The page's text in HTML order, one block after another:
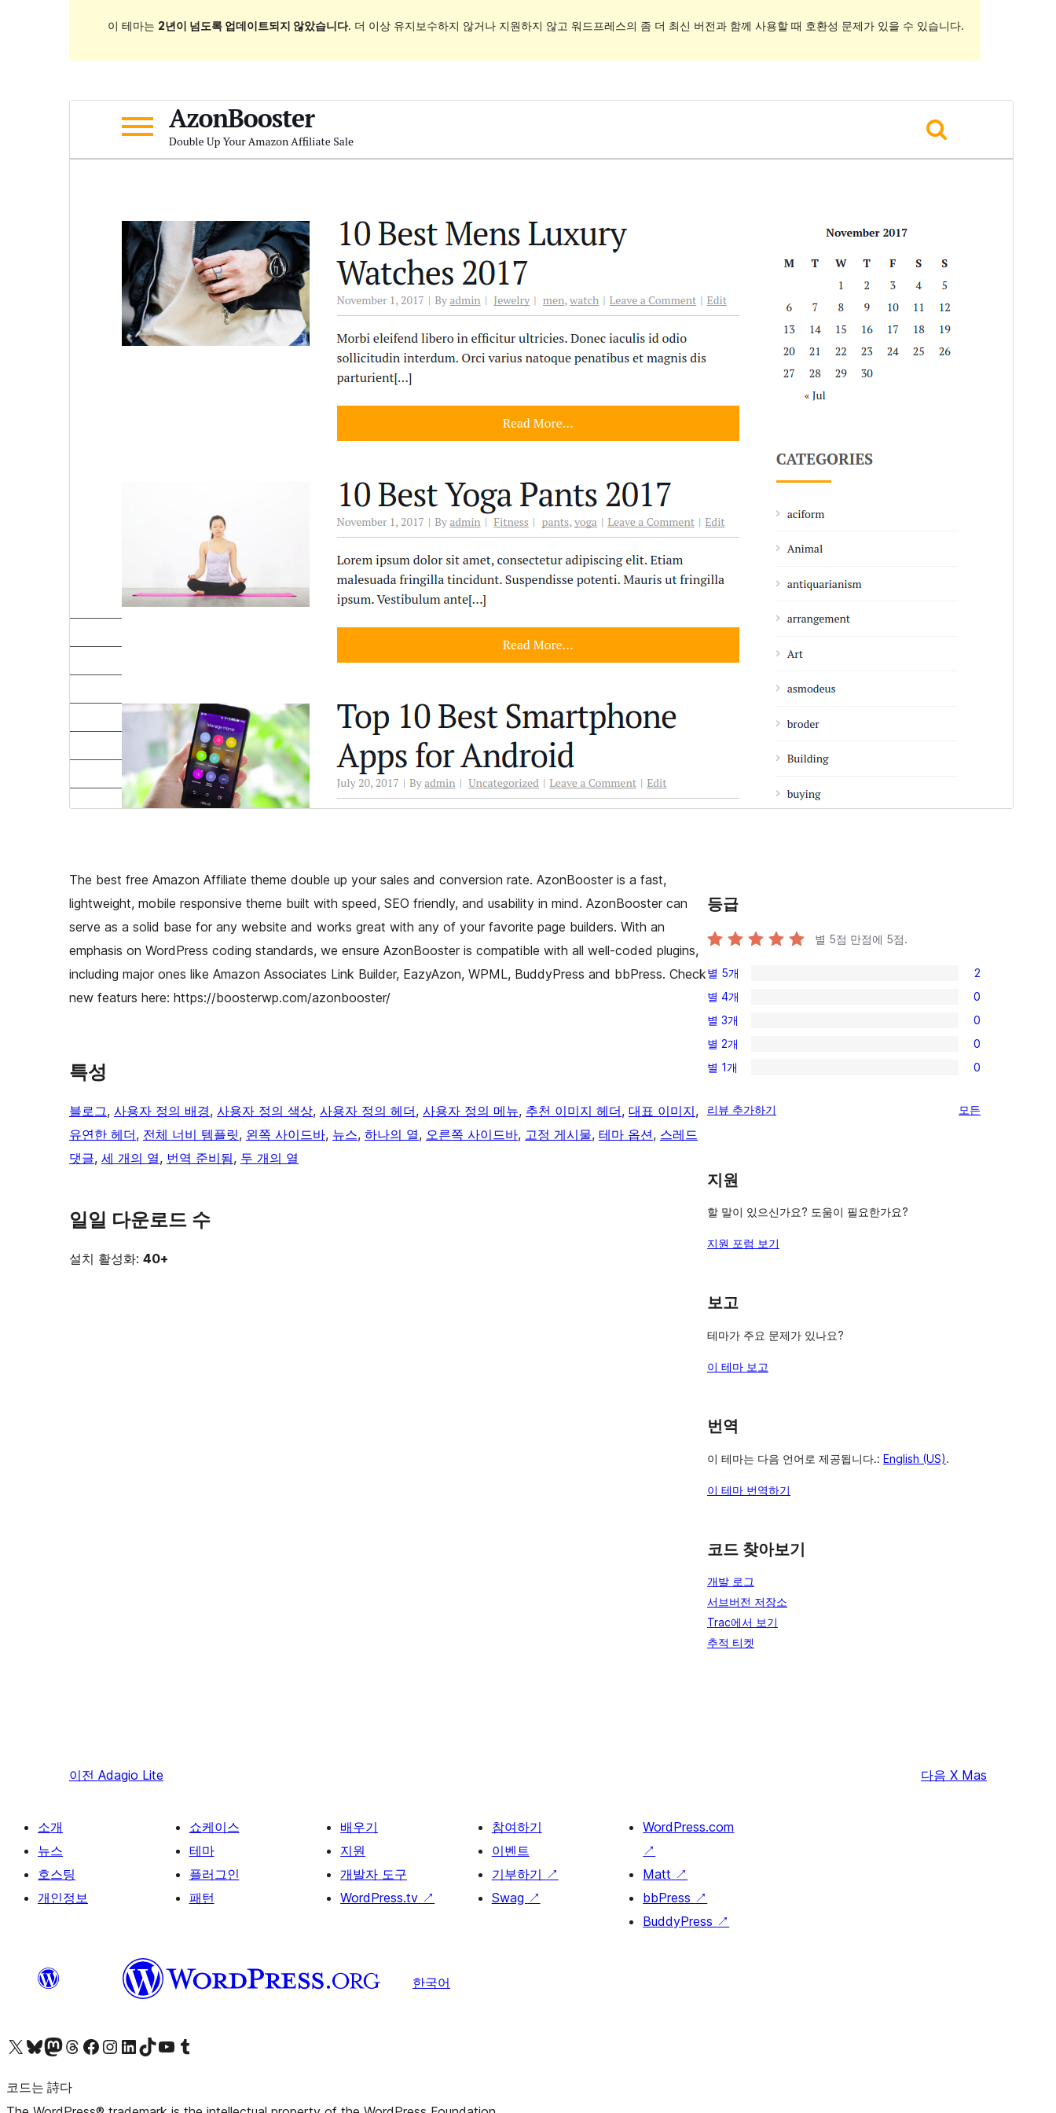
이 테마는 2년이 넘도록 업데이트되지 않았습니다. 더 이상 유지보수하지 않거나 지원하지 않고 워드프레스의 좀 더 최신 버전과 함께 사용할 때 호환성 문제가 있을 수 있습니다.
최근 업데이트
2018-09-18
The best free Amazon Affiliate theme double up your sales and conversion rate. AzonBooster is a fast,
lightweight, mobile responsive theme built with speed, SEO friendly, and usability in mind. AzonBooster can
serve as a solid base for any website and works great with any of your favorite page builders. With an
emphasis on WordPress coding standards, we ensure AzonBooster is compatible with all well-coded plugins,
including major ones like Amazon Associates Link Builder, EazyAzon, WPML, BuddyPress and bbPress. Check
new featurs here: https://boosterwp.com/azonbooster/
특성
블로그, 사용자 정의 배경, 사용자 정의 색상, 사용자 정의 헤더, 사용자 정의 메뉴, 추천 이미지 헤더, 대표 이미지
유연한 헤더, 전체 너비 템플릿, 왼쪽 사이드바, 뉴스, 하나의 열, 오른쪽 사이드바, 고정 게시물, 테마 옵션, 스레드
댓글, 세 개의 열, 번역 준비됨, 두 개의 열
일일 다운로드 수
설치 활성화: 40+
등급
별 5점 만점에 5점.
2/5-
별
점
후
기
별 5개 2
0/4-
별
점
후
별 4개 0
0/3-
별
점
기
별 3개 0
0/2-
별
후
별 2개 0
0/1-
점
별 1개 0
리뷰 추가하기 모든
지원
할 말이 있으신가요? 도움이 필요한가요?
지원 포럼 보기
보고
테마가 주요 문제가 있나요?
이 테마 보고
번역
이 테마는 다음 언어로 제공됩니다.: English (US).
이 테마 번역하기
코드 찾아보기
개발 로그
서브버전 저장소
Trac에서 보기
추적 티켓
이전 Adagio Lite 다음 X Mas
소개
뉴스
호스팅
개인정보
쇼케이스
테마
플러그인
패턴
배우기
지원
개발자 도구
WordPress.tv ↗
참여하기
이벤트
기부하기 ↗
Swag ↗
WordPress.com
↗
Matt ↗
bbPress ↗
BuddyPress ↗
한국어
X(이전 트위터) 계정 방문하기블루스카이 계정 방문하기마스토돈 계정 방문하기스레드 계정 방문하기 페이스북 페이지 방문하기인스타그램 계정 방문하기 LinkedIn 계정 방문하기틱톡 계정 방문하기유튜브 채널 방문하기 텀블러 계정 방문하기
코드는 詩다